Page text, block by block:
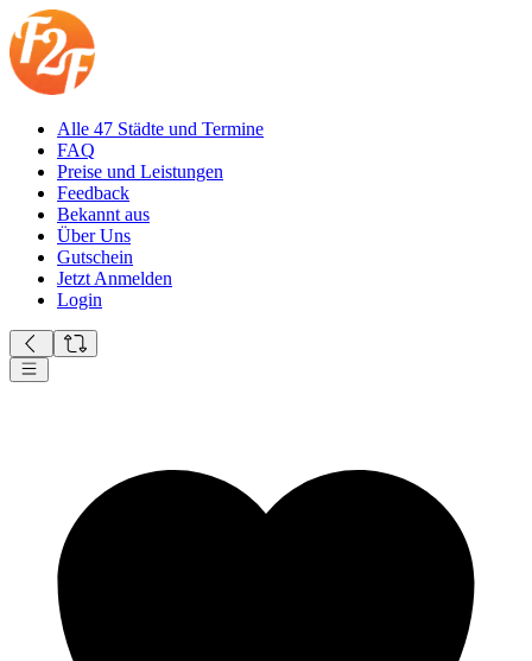
Alle 47 Städte und Termine
FAQ
Preise und Leistungen
Feedback
Bekannt aus
Über Uns
Gutschein
Jetzt Anmelden
Login